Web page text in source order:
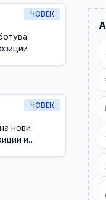
ЧОВЕК
ЧОВЕК
нови
и